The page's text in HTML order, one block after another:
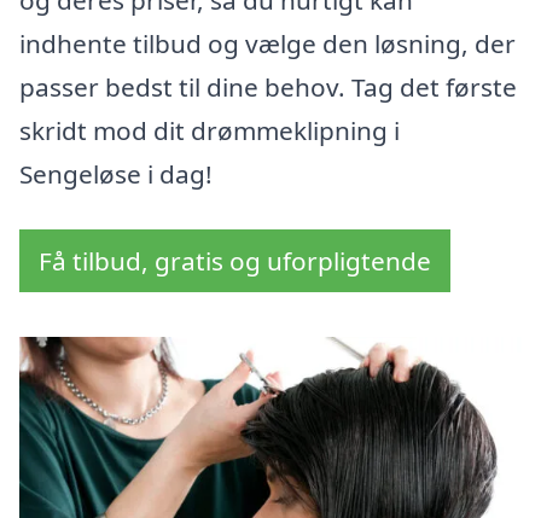
indhente tilbud og vælge den løsning, der
passer bedst til dine behov. Tag det første
skridt mod dit drømmeklipning i
Sengeløse i dag!
Få tilbud, gratis og uforpligtende